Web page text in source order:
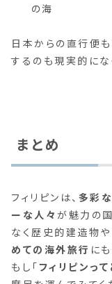
の海
日本からの直行便
するのも現実的にな
まとめ
フィリピンは、 多彩
ーな人々が魅力の
なく歴史的建造物
めての海外旅行 に
もし「フィリピンっ